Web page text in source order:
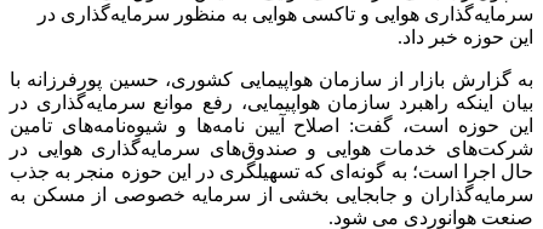
سرمایه‌گذاری هوایی و تاکسی هوایی به منظور سرمایه‌گذاری در
این حوزه خبر داد.
به گزارش بازار از سازمان هواپیمایی کشوری، حسین پورفرزانه با
بیان اینکه راهبرد سازمان هواپیمایی، رفع موانع سرمایه‌گذاری در
این حوزه است، گفت: اصلاح آیین نامه‌ها و شیوه‌نامه‌های تامین
شرکت‌های خدمات هوایی و صندوق‌های سرمایه‌گذاری هوایی در
حال اجرا است؛ به گونه‌ای که تسهیلگری در این حوزه منجر به جذب
سرمایه‌گذاران و جابجایی بخشی از سرمایه خصوصی از مسکن به
صنعت هوانوردی می شود.